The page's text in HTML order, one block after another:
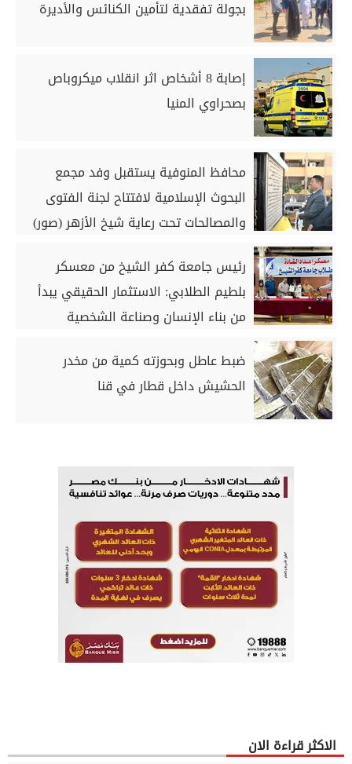
بجولة تفقدية لتأمين الكنائس والأديرة
إصابة 8 أشخاص اثر انقلاب ميكروباص
بصحراوي المنيا
محافظ المنوفية يستقبل وفد مجمع
البحوث الإسلامية لافتتاح لجنة الفتوى
والمصالحات تحت رعاية شيخ الأزهر (صور)
رئيس جامعة كفر الشيخ من معسكر
بلطيم الطلابي: الاستثمار الحقيقي يبدأ
من بناء الإنسان وصناعة الشخصية
ضبط عاطل وبحوزته كمية من مخدر
الحشيش داخل قطار في قنا
الاكثر قراءة الان